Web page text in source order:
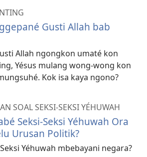
Gusti Allah bab
Allah ngongkon umaté kon
Yésus mulang wong-wong kon
Kok isa kaya ngono?
SOAL SEKSI-SEKSI YÉHUWAH
Seksi-Seksi Yéhuwah Ora
Urusan Politik?
Yéhuwah mbebayani negara?